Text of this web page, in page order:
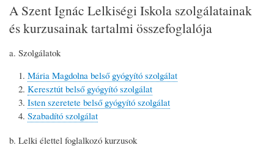
A Szent Ignác Lelkiségi Iskola szolgálatainak
és kurzusainak tartalmi összefoglalója
Szolgálatok
Mária Magdolna belső gyógyító szolgálat
Keresztút belső gyógyító szolgálat
Isten szeretete belső gyógyító szolgálat
Szabadító szolgálat
Lelki élettel foglalkozó kurzusok